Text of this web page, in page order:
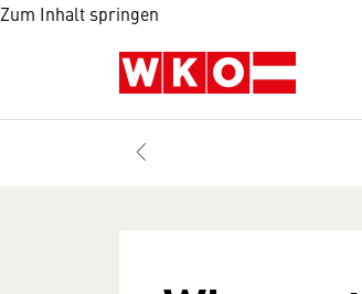
Zum Inhalt springen